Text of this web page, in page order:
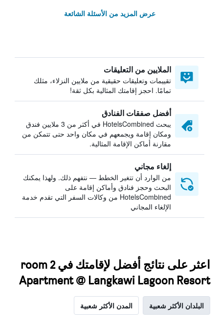
عرض المزيد من الأسئلة الشائعة
الملايين من التعليقات
تقييمات وتعليقات حقيقية من ملايين النزلاء، مثلك
تمامًا. احجز إقامتك المثالية بكل ثقة!
أفضل صفقات الفنادق
يبحث HotelsCombined في أكثر من 3 ملايين فندق
ومكان إقامة ويجمعهم في مكان واحد حتى تتمكن من
مقارنة أماكن الإقامة المثالية.
إلغاء مجاني
من الوارد أن تتغير الخطط — نتفهم ذلك. ولهذا يمكنك
البحث وحجز فنادق وأماكن إقامة على
HotelsCombined من وكالات السفر التي تقدم خدمة
الإلغاء المجاني
اعثر على نتائج أفضل لإقامتك في 2 room
Apartment @ Langkawi Lagoon Resort
البلدان الأكثر شعبية المدن الأكثر شعبية